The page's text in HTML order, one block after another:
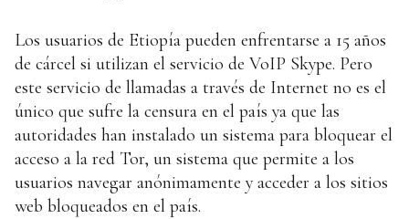
Los usuarios de Etiopía pueden enfrentarse a 15 años
de cárcel si utilizan el servicio de VoIP Skype. Pero
este servicio de llamadas a través de Internet no es el
único que sufre la censura en el país ya que las
autoridades han instalado un sistema para bloquear el
acceso a la red Tor, un sistema que permite a los
usuarios navegar anónimamente y acceder a los sitios
web bloqueados en el país.